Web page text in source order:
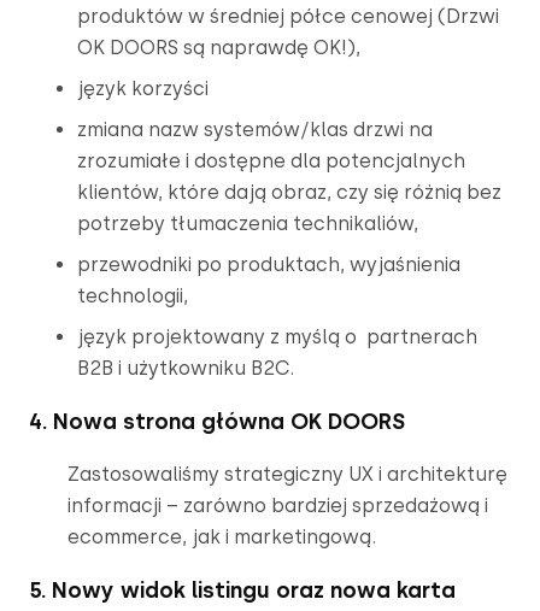
produktów w średniej półce cenowej (Drzwi
OK DOORS są naprawdę OK!),
język korzyści
zmiana nazw systemów/klas drzwi na
zrozumiałe i dostępne dla potencjalnych
klientów, które dają obraz, czy się różnią bez
potrzeby tłumaczenia technikaliów,
przewodniki po produktach, wyjaśnienia
technologii,
język projektowany z myślą o  partnerach
B2B i użytkowniku B2C.
4. Nowa strona główna OK DOORS
Zastosowaliśmy strategiczny UX i architekturę
informacji – zarówno bardziej sprzedażową i
ecommerce, jak i marketingową.
5. Nowy widok listingu oraz nowa karta